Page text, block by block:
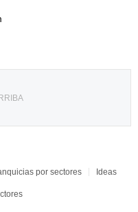
por sectores Ideas